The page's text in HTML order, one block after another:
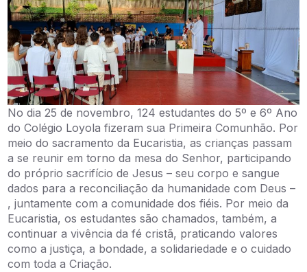
No dia 25 de novembro, 124 estudantes do 5º e 6º Ano
do Colégio Loyola fizeram sua Primeira Comunhão. Por
meio do sacramento da Eucaristia, as crianças passam
a se reunir em torno da mesa do Senhor, participando
do próprio sacrifício de Jesus – seu corpo e sangue
dados para a reconciliação da humanidade com Deus –
, juntamente com a comunidade dos fiéis. Por meio da
Eucaristia, os estudantes são chamados, também, a
continuar a vivência da fé cristã, praticando valores
como a justiça, a bondade, a solidariedade e o cuidado
com toda a Criação.